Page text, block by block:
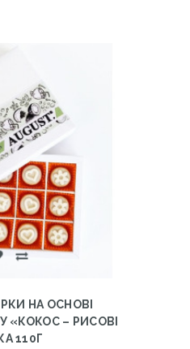
НА ОСНОВІ
«КОКОС – РИСОВІ
110Г